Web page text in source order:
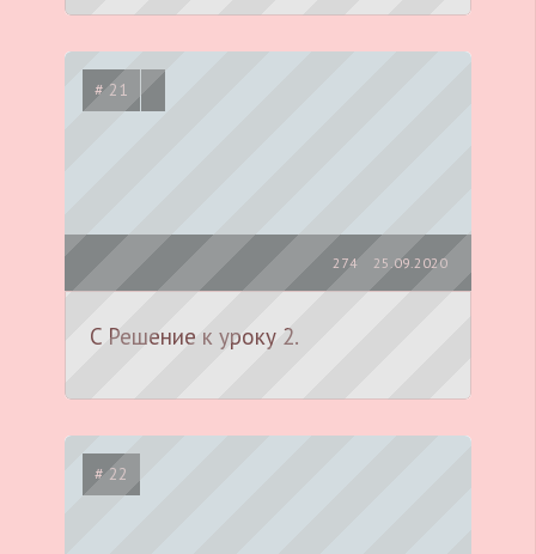
# 21
25.09.2020
274
C Решение к уроку 2.
# 22